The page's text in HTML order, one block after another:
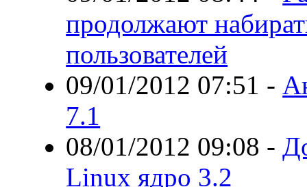
продолжают
пользователей
09/01/2012 07:51 -
7.1
08/01/2012 09:08 -
Linux ядро 3.2